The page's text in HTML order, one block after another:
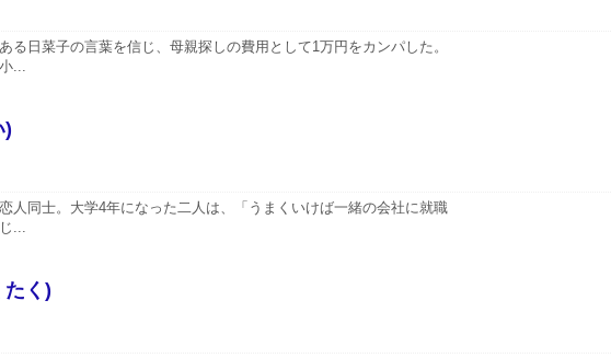
る日菜子の言葉を信じ、母親探しの費用として1万円をカンパした。
...
)
人同士。大学4年になった二人は、「うまくいけば一緒の会社に就職
...
たく)